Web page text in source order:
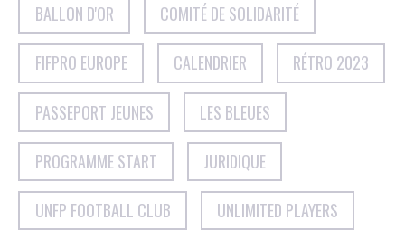
BALLON D'OR COMITÉ DE SOLIDARITÉ
FIFPRO EUROPE CALENDRIER RÉTRO 2023
PASSEPORT JEUNES LES BLEUES
PROGRAMME START JURIDIQUE
UNFP FOOTBALL CLUB UNLIMITED PLAYERS